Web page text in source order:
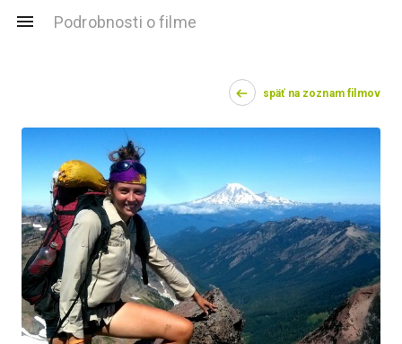
Podrobnosti o filme
späť na zoznam filmov